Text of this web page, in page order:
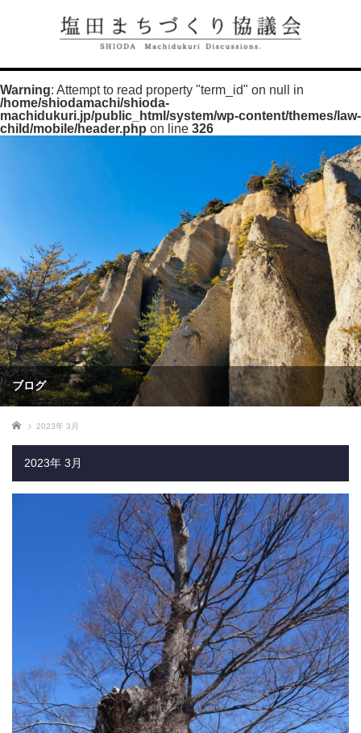
Warning: Attempt to read property "term_id" on null in
/home/shiodamachi/shioda-
machidukuri.jp/public_html/system/wp-content/themes/law-
child/mobile/header.php on line 326
ブログ
ホーム 2023年 3月
2023年 3月